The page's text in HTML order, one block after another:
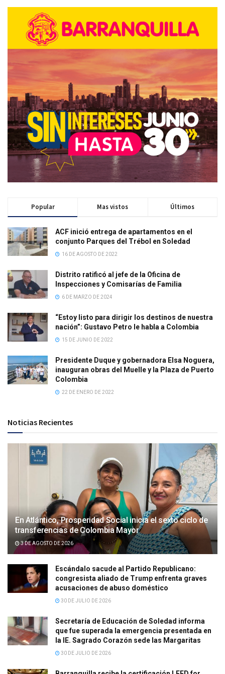
Popular Mas vistos Últimos
ACF inició entrega de apartamentos en el
conjunto Parques del Trébol en Soledad
16 DE AGOSTO DE 2022
Distrito ratificó al jefe de la Oficina de
Inspecciones y Comisarías de Familia
6 DE MARZO DE 2024
“Estoy listo para dirigir los destinos de nuestra
nación”: Gustavo Petro le habla a Colombia
15 DE JUNIO DE 2022
Presidente Duque y gobernadora Elsa Noguera,
inauguran obras del Muelle y la Plaza de Puerto
Colombia
22 DE ENERO DE 2022
Noticias Recientes
En Atlántico, Prosperidad Social inicia el sexto ciclo de
transferencias de Colombia Mayor
3 DE AGOSTO DE 2026
Escándalo sacude al Partido Republicano:
congresista aliado de Trump enfrenta graves
acusaciones de abuso doméstico
30 DE JULIO DE 2026
Secretaría de Educación de Soledad informa
que fue superada la emergencia presentada en
la IE. Sagrado Corazón sede las Margaritas
30 DE JULIO DE 2026